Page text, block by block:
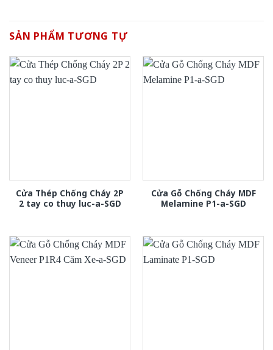
SẢN PHẨM TƯƠNG TỰ
Cửa Thép Chống Cháy 2P
2 tay co thuy luc-a-SGD
Cửa Gỗ Chống Cháy MDF
Melamine P1-a-SGD